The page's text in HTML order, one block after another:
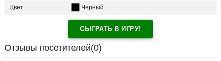
Цвет Черный
СЫГРАТЬ В ИГРУ!
Отзывы посетителей(0)